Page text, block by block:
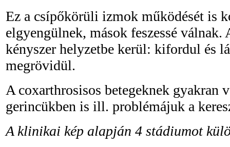
Ez a csípőkörüli izmok működését is
elgyengülnek, mások feszessé válnak.
kényszer helyzetbe kerül: kifordul és
megrövidül.
A coxarthrosisos betegeknek gyakran
gerincükben is ill. problémájuk a
A klinikai kép alapján 4 stádiumot